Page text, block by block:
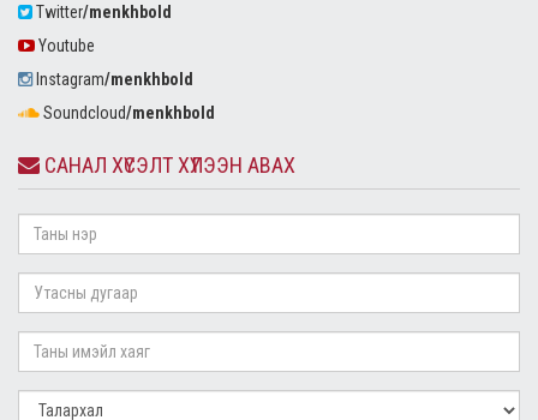
Twitter/menkhbold
Youtube
Instagram/menkhbold
Soundcloud/menkhbold
САНАЛ ХҮСЭЛТ ХҮЛЭЭН АВАХ